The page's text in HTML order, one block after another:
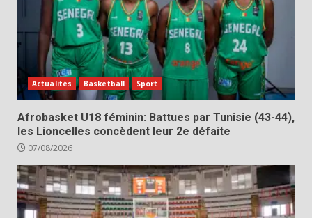
Actualités Basketball Sport
Afrobasket U18 féminin: Battues par Tunisie (43-44),
les Lioncelles concèdent leur 2e défaite
07/08/2026